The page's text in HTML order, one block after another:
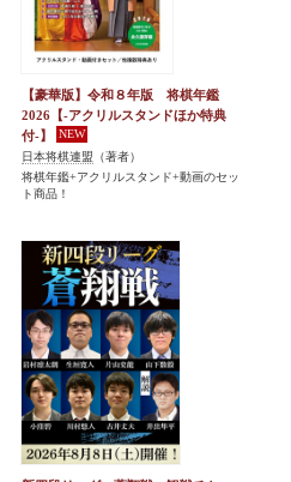
【豪華版】令和８年版 将棋年鑑
2026【-アクリルスタンドほか特典
付-】
日本将棋連盟 （著者）
将棋年鑑+アクリルスタンド+動画のセッ
ト商品！